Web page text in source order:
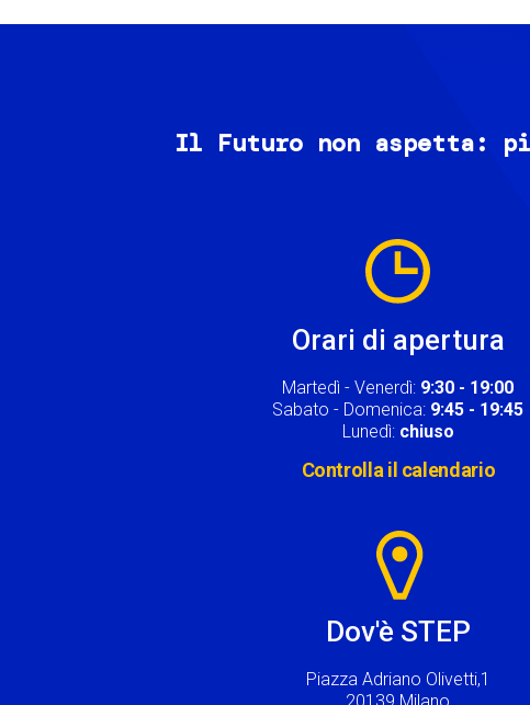
Il Futuro non aspetta:
Orari di apertura
Martedì - Venerdì: 9:30 - 19:00
Sabato - Domenica: 9:45 - 19:45
Lunedì: chiuso
Controlla il calendario
Dov'è STEP
Piazza Adriano Olivetti,1